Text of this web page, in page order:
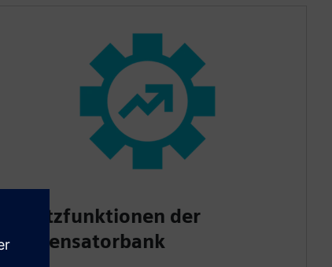
Schutzfunktionen der
Kondensatorbank